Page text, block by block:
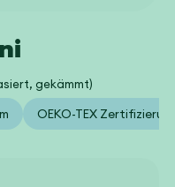
gekämmt)
OEKO-TEX